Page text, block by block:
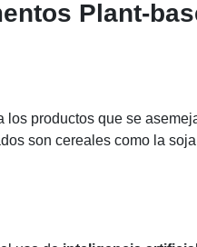
Plant-
los productos que se
son cereales como la